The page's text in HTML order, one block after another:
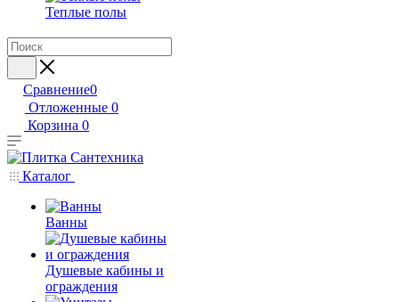
Теплые полы
Сравнение0
Отложенные 0
Корзина 0
Каталог
Ванны
Душевые кабины и
ограждения